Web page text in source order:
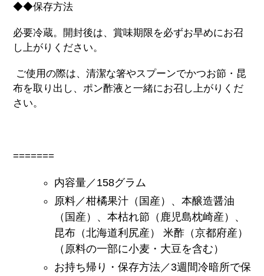
◆◆保存方法
必要冷蔵。開封後は、賞味期限を必ずお早めにお召
し上がりください。
ご使用の際は、清潔な箸やスプーンでかつお節・昆
布を取り出し、ポン酢液と一緒にお召し上がりくだ
さい。
=======
内容量／158グラム
原料／柑橘果汁 （国産） 、本醸造醤油
（国産）、本枯れ節（鹿児島枕崎産）、
昆布（北海道利尻産） 米酢（京都府産）
（原料の一部に小麦・大豆を含む）
お持ち帰り・保存方法／3週間冷暗所で保